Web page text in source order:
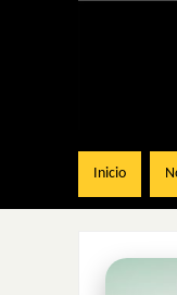
Inicio